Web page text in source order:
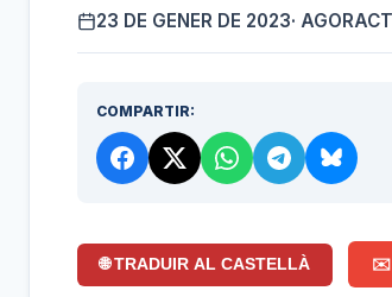
23 DE GENER DE 2023· AGORACT
COMPARTIR:
🌐 TRADUIR AL CASTELLÀ ✉️